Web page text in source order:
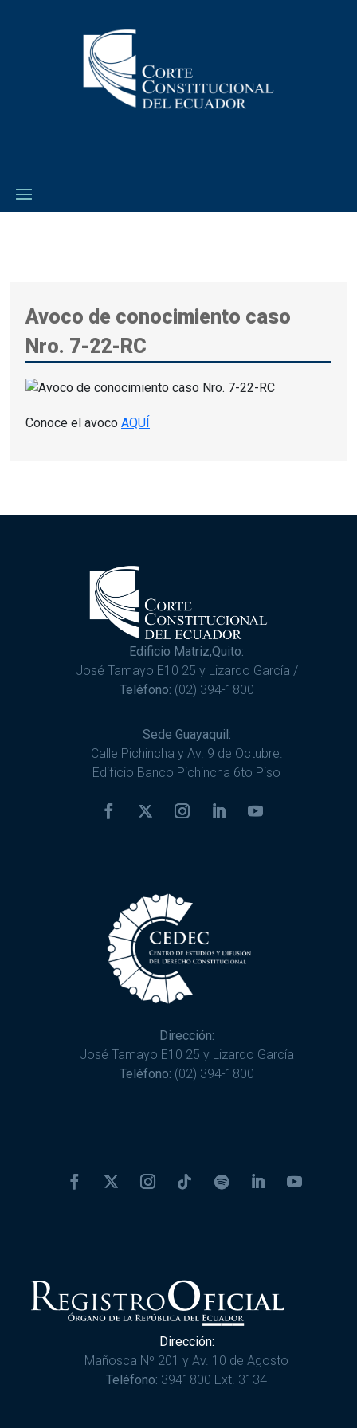
Avoco de conocimiento caso
Nro. 7-22-RC
Conoce el avoco AQUÍ
Edificio Matriz,Quito:
José Tamayo E10 25 y Lizardo García /
Teléfono: (02) 394-1800
Sede Guayaquil:
Calle Pichincha y Av. 9 de Octubre.
Edificio Banco Pichincha 6to Piso
Dirección:
José Tamayo E10 25 y Lizardo García
Teléfono: (02) 394-1800
Dirección:
Mañosca Nº 201 y Av. 10 de Agosto
Teléfono: 3941800 Ext. 3134